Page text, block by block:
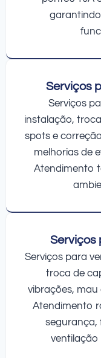
Serviços
Serviços
instalação,
spots e
melhorias de
Atendimento
Serviços
Serviços para
troca de
vibrações,
Atendimento
segurança,
ventilação